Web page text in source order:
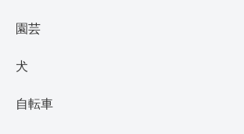
園芸
犬
自転車